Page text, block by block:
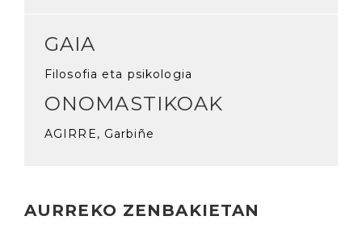
GAIA
Filosofia eta psikologia
ONOMASTIKOAK
AGIRRE, Garbiñe
AURREKO ZENBAKIETAN